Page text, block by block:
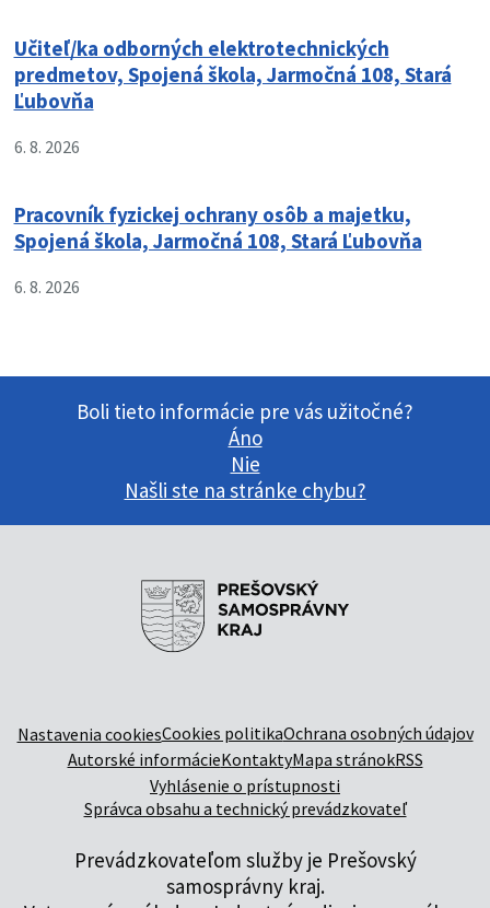
Učiteľ/ka odborných elektrotechnických
predmetov, Spojená škola, Jarmočná 108, Stará
Ľubovňa
6. 8. 2026
Pracovník fyzickej ochrany osôb a majetku,
Spojená škola, Jarmočná 108, Stará Ľubovňa
6. 8. 2026
Boli tieto informácie pre vás užitočné?
Áno
Nie
Našli ste na stránke chybu?
Nastavenia cookiesCookies politikaOchrana osobných údajov
Autorské informácieKontaktyMapa stránokRSS
Vyhlásenie o prístupnosti
Správca obsahu a technický prevádzkovateľ
Prevádzkovateľom služby je Prešovský
samosprávny kraj.